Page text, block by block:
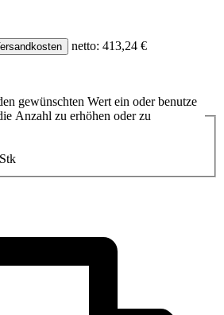
netto: 413,24 €
gewünschten Wert ein oder benutze
Anzahl zu erhöhen oder zu
Stk